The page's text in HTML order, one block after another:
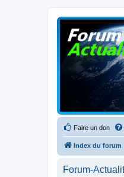
Faire un don
Index du forum
Forum-